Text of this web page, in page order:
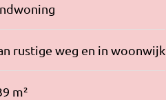
rustige weg en in woonwijk
m²